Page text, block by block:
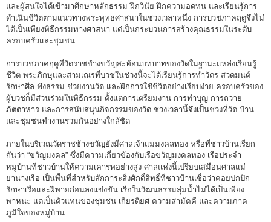
และผู้สนใจได้เข้ามาศึกษาหลักธรรม ฝึกวินัย ฝึกความอดทน และเรียนรู้การ
ดำเนินชีวิตตามแนวทางพระพุทธศาสนาในช่วงเวลาหนึ่ง การบวชภาคฤดูจึงไม่
ได้เป็นเพียงพิธีกรรมทางศาสนา แต่เป็นกระบวนการสร้างคุณธรรมในระดับ
ครอบครัวและชุมชน
การบวชภาคฤดูที่วัดราชช้างขวัญสะท้อนบทบาทของวัดในฐานะแหล่งเรียนรู้
ชีวิต พระภิกษุและสามเณรที่บวชในช่วงนี้จะได้เรียนรู้การทำวัตร สวดมนต์
รักษาศีล ฟังธรรม ช่วยงานวัด และฝึกการใช้ชีวิตอย่างเรียบง่าย ครอบครัวของ
ผู้บวชก็มีส่วนร่วมในพิธีกรรม ตั้งแต่การเตรียมงาน การทำบุญ การถวาย
ภัตตาหาร และการสนับสนุนกิจกรรมของวัด ช่วงเวลานี้จึงเป็นช่วงที่วัด บ้าน
และชุมชนทำงานร่วมกันอย่างใกล้ชิด
ภายในบริเวณวัดราชช้างขวัญยังมีศาลเจ้าแม่มงคลทอง หรือที่ชาวบ้านเรียก
กันว่า “ขวัญมงคล” ซึ่งมีความเกี่ยวข้องกับเรือขวัญมงคลทอง เรือประจำ
หมู่บ้านที่ชาวบ้านให้ความเคารพอย่างสูง ศาลแห่งนี้เปรียบเสมือนศาลแม่
ย่านางเรือ เป็นพื้นที่สำหรับสักการะสิ่งศักดิ์สิทธิ์ที่ชาวบ้านเชื่อว่าคอยปกปัก
รักษาเรือและฝีพายก่อนลงแข่งขัน เรือในวัฒนธรรมลุ่มน้ำไม่ได้เป็นเพียง
พาหนะ แต่เป็นตัวแทนของชุมชน เกียรติยศ ความสามัคคี และความภาค
ภูมิใจของหมู่บ้าน